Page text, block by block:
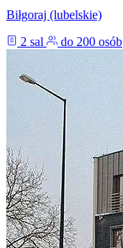
Biłgoraj (lubelskie)
2 sal
do 200 osób